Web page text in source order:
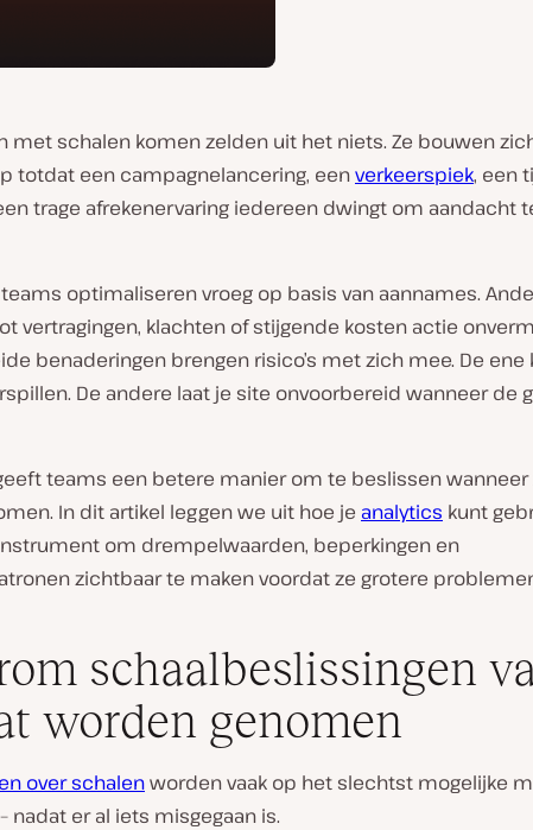
met schalen komen zelden uit het niets. Ze bouwen
totdat een campagnelancering, eenverkeerspiek, een
trage afrekenervaring iedereen dwingt om aandacht
optimaliseren vroeg op basis van aannames.
vertragingen, klachten of stijgende kosten actie
benaderingen brengen risico’s met zich mee. De ene
De andere laat je site onvoorbereid wanneer de
teams een betere manier om te beslissen wanneer
In dit artikel leggen we uit hoe je analytics kunt
om drempelwaarden, beperkingen en
zichtbaar te maken voordat ze grotere
schaalbeslissingen
worden genomen
over schalenworden vaak op het slechtst mogelijke
nadat er al iets misgegaan is.